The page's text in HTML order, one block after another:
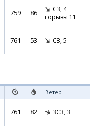
759 86 СЗ, 4
порывы 11
761 53 СЗ, 5
Ветер
761 82 ЗСЗ, 3